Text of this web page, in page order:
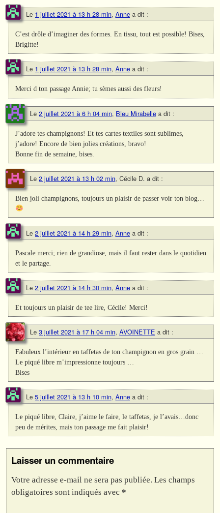
Le 1 juillet 2021 à 13 h 28 min, Anne a dit :
C’est drôle d’imaginer des formes. En tissu, tout est possible! Bises,
Brigitte!
Le 1 juillet 2021 à 13 h 28 min, Anne a dit :
Merci d ton passage Annie; tu sèmes aussi des fleurs!
Le 2 juillet 2021 à 6 h 04 min, Bleu Mirabelle a dit :
J’adore tes champignons! Et tes cartes textiles sont sublimes,
j’adore! Encore de bien jolies créations, bravo!
Bonne fin de semaine, bises.
Le 2 juillet 2021 à 13 h 02 min, Cécile D. a dit :
Bien joli champignons, toujours un plaisir de passer voir ton blog…
Le 2 juillet 2021 à 14 h 29 min, Anne a dit :
Pascale merci; rien de grandiose, mais il faut rester dans le quotidien
et le partage.
Le 2 juillet 2021 à 14 h 30 min, Anne a dit :
Et toujours un plaisir de tee lire, Cécile! Merci!
Le 3 juillet 2021 à 17 h 04 min, AVOINETTE a dit :
Fabuleux l’intérieur en taffetas de ton champignon en gros grain …
Le piqué libre m’impressionne toujours …
Bises
Le 5 juillet 2021 à 13 h 10 min, Anne a dit :
Le piqué libre, Claire, j’aime le faire, le taffetas, je l’avais…donc
peu de mérites, mais ton passage me fait plaisir!
Laisser un commentaire
Votre adresse e-mail ne sera pas publiée. Les champs
obligatoires sont indiqués avec *